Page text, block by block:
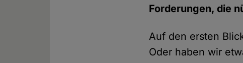
Forderungen, die
Auf den ersten
Oder haben wir